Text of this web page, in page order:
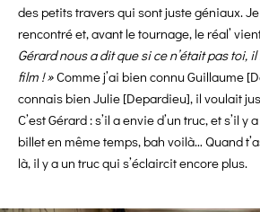
des petits travers qui sont juste géniaux.
rencontré et, avant le tournage, le réal’
Gérard nous a dit que si ce n’était pas toi,
film ! »Comme j’ai bien connu Guillaume
connais bien Julie [Depardieu], il voulait
C’est Gérard : s’il a envie d’un truc, et s’il
billet en même temps, bah voilà… Quand
là, il y a un truc qui s’éclaircit encore plus.